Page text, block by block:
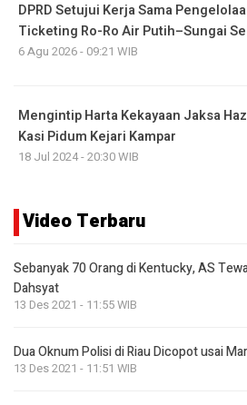
DPRD Setujui Kerja Sama
Ticketing Ro-Ro Air Putih–Sungai
6 Agu 2026 - 09:21 WIB
Mengintip Harta Kekayaan Jaksa
Kasi Pidum Kejari Kampar
18 Jul 2024 - 20:30 WIB
Video Terbaru
Sebanyak 70 Orang di Kentucky, AS
Dahsyat
13 Des 2021 - 11:55 WIB
Dua Oknum Polisi di Riau Dicopot usai
13 Des 2021 - 11:51 WIB